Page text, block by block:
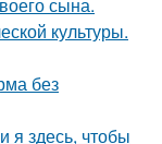
сына.
культуры.
без
я здесь, чтобы